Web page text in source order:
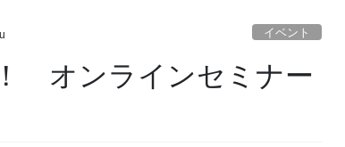
イベント
オンラインセミナー